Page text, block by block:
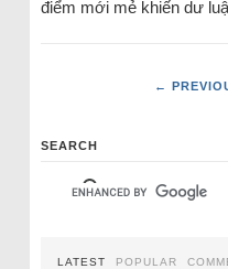
điểm mới mẻ khiến dư
←
SEARCH
LATEST POPULAR